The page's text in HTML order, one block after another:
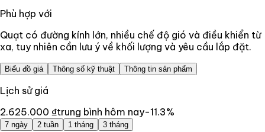
Phù hợp với
Quạt có đường kính lớn, nhiều chế độ gió và điều khiển từ
xa, tuy nhiên cần lưu ý về khối lượng và yêu cầu lắp đặt.
Biểu đồ giá Thông số kỹ thuật Thông tin sản phẩm
Lịch sử giá
2.625.000 ₫trung bình hôm nay-11.3%
7 ngày 2 tuần 1 tháng 3 tháng